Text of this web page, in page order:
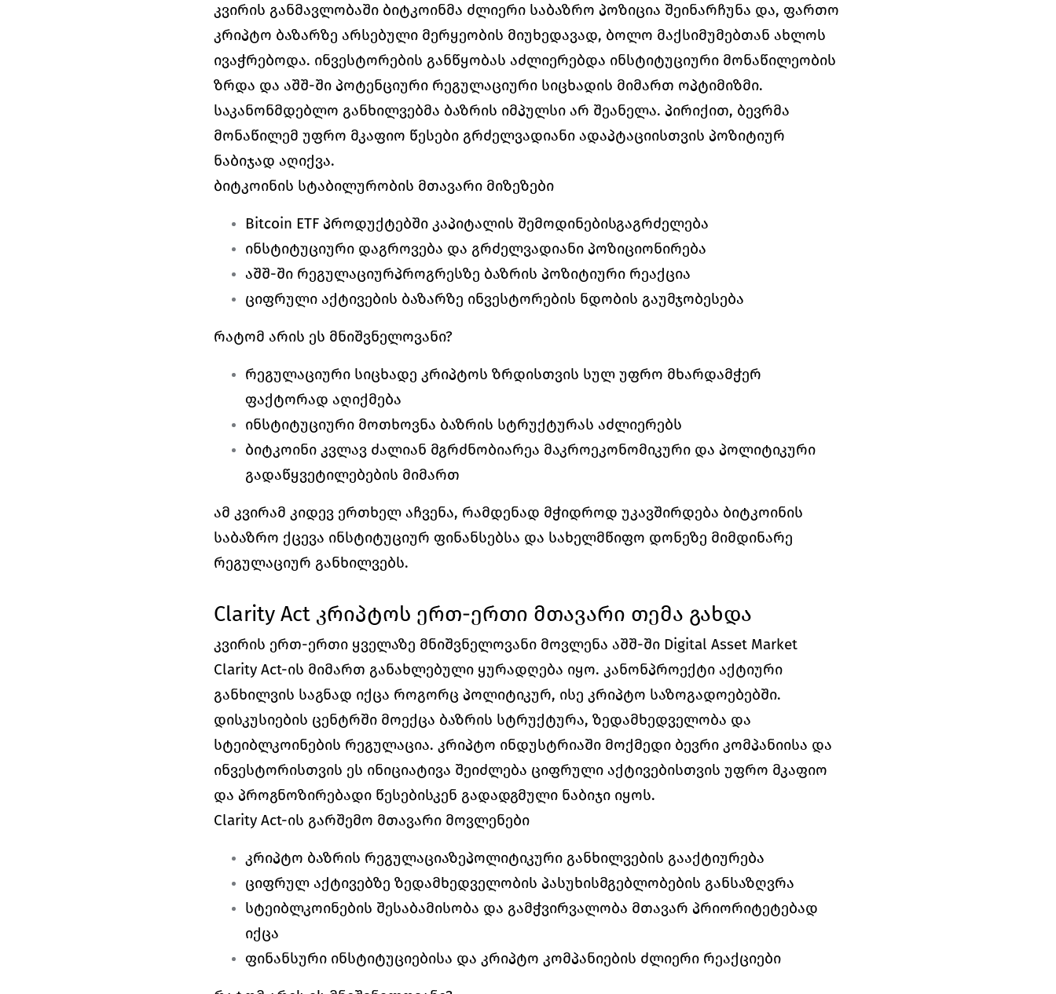
კვირის განმავლობაში ბიტკოინმა ძლიერი საბაზრო პოზიცია შეინარჩუნა და, ფართო
კრიპტო ბაზარზე არსებული მერყეობის მიუხედავად, ბოლო მაქსიმუმებთან ახლოს
ივაჭრებოდა. ინვესტორების განწყობას აძლიერებდა ინსტიტუციური მონაწილეობის
ზრდა და აშშ-ში პოტენციური რეგულაციური სიცხადის მიმართ ოპტიმიზმი.
საკანონმდებლო განხილვებმა ბაზრის იმპულსი არ შეანელა. პირიქით, ბევრმა
მონაწილემ უფრო მკაფიო წესები გრძელვადიანი ადაპტაციისთვის პოზიტიურ
ნაბიჯად აღიქვა.
ბიტკოინის სტაბილურობის მთავარი მიზეზები
Bitcoin ETF პროდუქტებში კაპიტალის შემოდინებისგაგრძელება
ინსტიტუციური დაგროვება და გრძელვადიანი პოზიციონირება
აშშ-ში რეგულაციურპროგრესზე ბაზრის პოზიტიური რეაქცია
ციფრული აქტივების ბაზარზე ინვესტორების ნდობის გაუმჯობესება
რატომ არის ეს მნიშვნელოვანი?
რეგულაციური სიცხადე კრიპტოს ზრდისთვის სულ უფრო მხარდამჭერ
ფაქტორად აღიქმება
ინსტიტუციური მოთხოვნა ბაზრის სტრუქტურას აძლიერებს
ბიტკოინი კვლავ ძალიან მგრძნობიარეა მაკროეკონომიკური და პოლიტიკური
გადაწყვეტილებების მიმართ
ამ კვირამ კიდევ ერთხელ აჩვენა, რამდენად მჭიდროდ უკავშირდება ბიტკოინის
საბაზრო ქცევა ინსტიტუციურ ფინანსებსა და სახელმწიფო დონეზე მიმდინარე
რეგულაციურ განხილვებს.
Clarity Act კრიპტოს ერთ-ერთი მთავარი თემა გახდა
კვირის ერთ-ერთი ყველაზე მნიშვნელოვანი მოვლენა აშშ-ში Digital Asset Market
Clarity Act-ის მიმართ განახლებული ყურადღება იყო. კანონპროექტი აქტიური
განხილვის საგნად იქცა როგორც პოლიტიკურ, ისე კრიპტო საზოგადოებებში.
დისკუსიების ცენტრში მოექცა ბაზრის სტრუქტურა, ზედამხედველობა და
სტეიბლკოინების რეგულაცია. კრიპტო ინდუსტრიაში მოქმედი ბევრი კომპანიისა და
ინვესტორისთვის ეს ინიციატივა შეიძლება ციფრული აქტივებისთვის უფრო მკაფიო
და პროგნოზირებადი წესებისკენ გადადგმული ნაბიჯი იყოს.
Clarity Act-ის გარშემო მთავარი მოვლენები
კრიპტო ბაზრის რეგულაციაზეპოლიტიკური განხილვების გააქტიურება
ციფრულ აქტივებზე ზედამხედველობის პასუხისმგებლობების განსაზღვრა
სტეიბლკოინების შესაბამისობა და გამჭვირვალობა მთავარ პრიორიტეტებად
იქცა
ფინანსური ინსტიტუციებისა და კრიპტო კომპანიების ძლიერი რეაქციები